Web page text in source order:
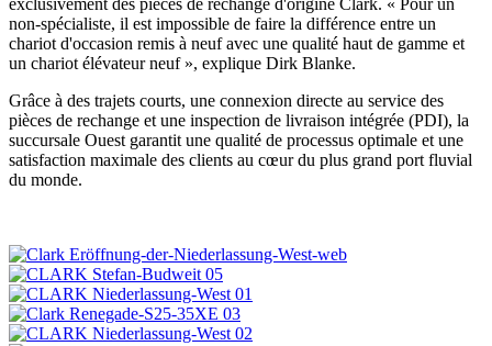
non-spécialiste, il est impossible de faire la différence entre un
chariot d'occasion remis à neuf avec une qualité haut de gamme et
un chariot élévateur neuf », explique Dirk Blanke.
Grâce à des trajets courts, une connexion directe au service des
pièces de rechange et une inspection de livraison intégrée (PDI), la
succursale Ouest garantit une qualité de processus optimale et une
satisfaction maximale des clients au cœur du plus grand port fluvial
du monde.